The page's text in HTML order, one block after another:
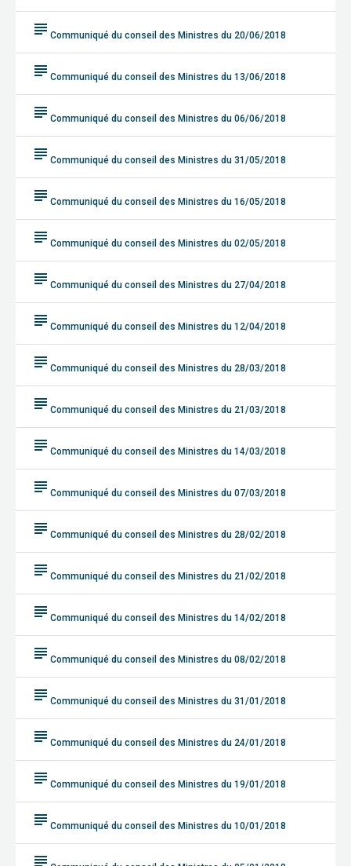
subject Communiqué du conseil des Ministres du 20/06/2018
subject Communiqué du conseil des Ministres du 13/06/2018
subject Communiqué du conseil des Ministres du 06/06/2018
subject Communiqué du conseil des Ministres du 31/05/2018
subject Communiqué du conseil des Ministres du 16/05/2018
subject Communiqué du conseil des Ministres du 02/05/2018
subject Communiqué du conseil des Ministres du 27/04/2018
subject Communiqué du conseil des Ministres du 12/04/2018
subject Communiqué du conseil des Ministres du 28/03/2018
subject Communiqué du conseil des Ministres du 21/03/2018
subject Communiqué du conseil des Ministres du 14/03/2018
subject Communiqué du conseil des Ministres du 07/03/2018
subject Communiqué du conseil des Ministres du 28/02/2018
subject Communiqué du conseil des Ministres du 21/02/2018
subject Communiqué du conseil des Ministres du 14/02/2018
subject Communiqué du conseil des Ministres du 08/02/2018
subject Communiqué du conseil des Ministres du 31/01/2018
subject Communiqué du conseil des Ministres du 24/01/2018
subject Communiqué du conseil des Ministres du 19/01/2018
subject Communiqué du conseil des Ministres du 10/01/2018
subject